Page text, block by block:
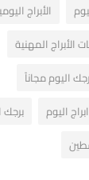
الأبراج
الأبراج المهنية
اليوم مجاناً
ابراج اليوم برجك